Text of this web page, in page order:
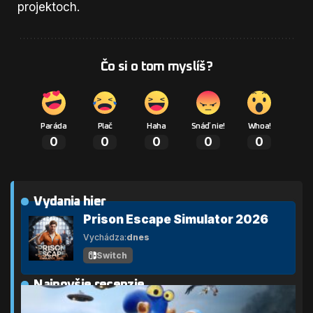
projektoch.
Čo si o tom myslíš?
Paráda
0
Plač
0
Haha
0
Snáď nie!
0
Whoa!
0
Vydania hier
Prison Escape Simulator 2026
Vychádza:dnes
Switch
Najnovšie recenzie